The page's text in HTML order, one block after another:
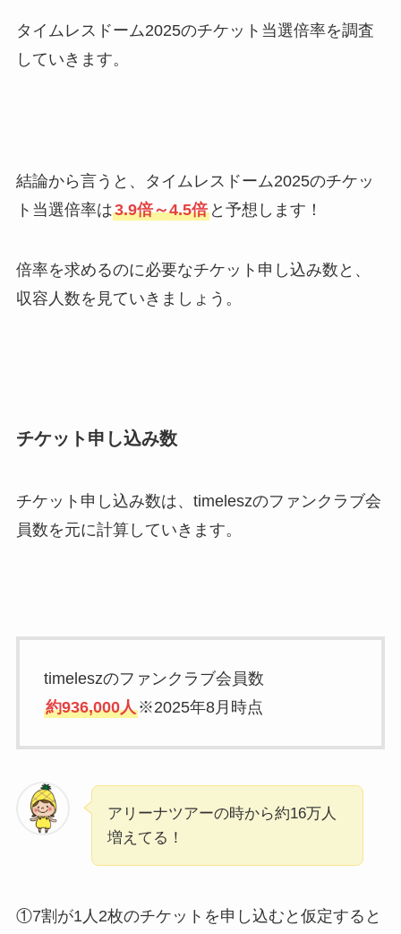
タイムレスドーム2025のチケット当選倍率を調査
していきます。
結論から言うと、タイムレスドーム2025のチケッ
ト当選倍率は3.9倍～4.5倍と予想します！
倍率を求めるのに必要なチケット申し込み数と、
収容人数を見ていきましょう。
チケット申し込み数
チケット申し込み数は、timeleszのファンクラブ会
員数を元に計算していきます。
timeleszのファンクラブ会員数
約936,000人※2025年8月時点
アリーナツアーの時から約16万人
増えてる！
①7割が1人2枚のチケットを申し込むと仮定すると